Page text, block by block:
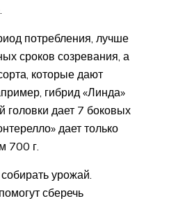
потребления, лучше
сроков созревания, а
которые дают
гибрид «Линда»
головки дает 7 боковых
дает только
700 г.
урожай.
сберечь